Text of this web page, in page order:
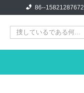
86--15821287672